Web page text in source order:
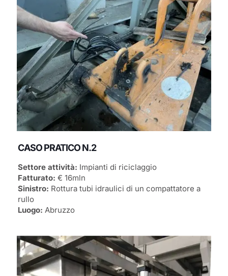
CASO PRATICO N.2
Settore attività: Impianti di riciclaggio
Fatturato: € 16mln
Sinistro: Rottura tubi idraulici di un compattatore a
rullo
Luogo: Abruzzo